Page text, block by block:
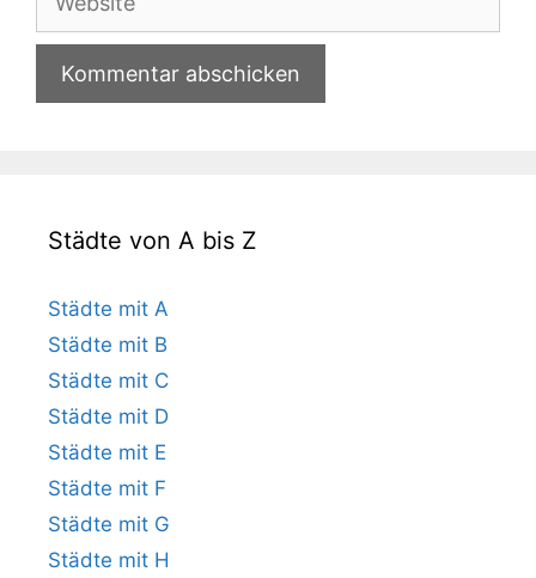
Städte von A bis Z
Städte mit A
Städte mit B
Städte mit C
Städte mit D
Städte mit E
Städte mit F
Städte mit G
Städte mit H